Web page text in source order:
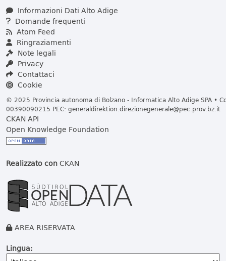
Informazioni Dati Alto Adige
Domande frequenti
Atom Feed
Ringraziamenti
Note legali
Privacy
Contattaci
Cookie
© 2025 Provincia autonoma di Bolzano - Informatica Alto Adige SPA •
00390090215 PEC: generaldirektion.direzionegenerale@pec.prov.bz.it
CKAN API
Open Knowledge Foundation
Realizzato conCKAN
AREA RISERVATA
Lingua